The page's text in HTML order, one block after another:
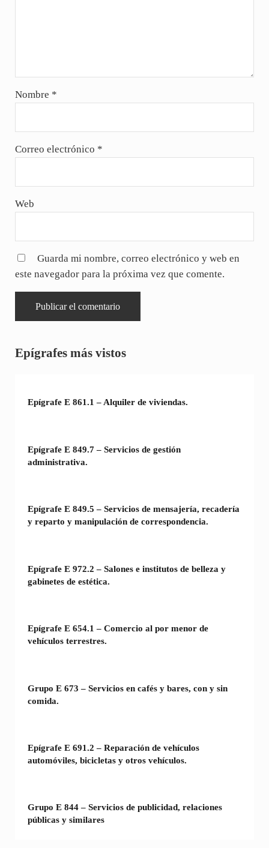
Nombre *
Correo electrónico *
Web
Guarda mi nombre, correo electrónico y web en
este navegador para la próxima vez que comente.
Sidebar
Epígrafes más vistos
Epígrafe E 861.1 – Alquiler de viviendas.
Epígrafe E 849.7 – Servicios de gestión
administrativa.
Epígrafe E 849.5 – Servicios de mensajería, recadería
y reparto y manipulación de correspondencia.
Epígrafe E 972.2 – Salones e institutos de belleza y
gabinetes de estética.
Epígrafe E 654.1 – Comercio al por menor de
vehículos terrestres.
Grupo E 673 – Servicios en cafés y bares, con y sin
comida.
Epígrafe E 691.2 – Reparación de vehículos
automóviles, bicicletas y otros vehículos.
Grupo E 844 – Servicios de publicidad, relaciones
públicas y similares